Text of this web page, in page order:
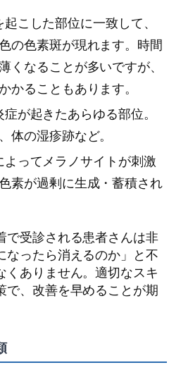
こした部位に一致して、
の色素斑が現れます。時間
くなることが多いですが、
かることもあります。
症が起きたあらゆる部位。
体の湿疹跡など。
よってメラノサイトが刺激
素が過剰に生成・蓄積され
で受診される患者さんは非
なったら消えるのか」と不
くありません。適切なスキ
で、改善を早めることが期